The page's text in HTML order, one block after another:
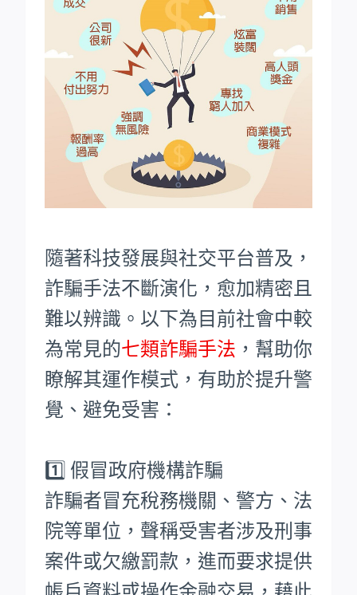
隨著科技發展與社交平台普及，
詐騙手法不斷演化，愈加精密且
難以辨識。以下為目前社會中較
為常見的七類詐騙手法 ，幫助你
瞭解其運作模式，有助於提升警
覺、避免受害：
1️⃣ 假冒政府機構詐騙
詐騙者冒充稅務機關、警方、法
院等單位，聲稱受害者涉及刑事
案件或欠繳罰款，進而要求提供